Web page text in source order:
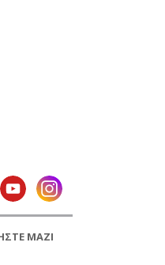
ΜΑΖΙ